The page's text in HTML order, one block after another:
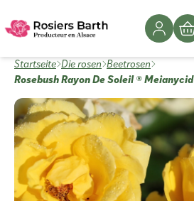
Startseite Die rosen Beetrosen
Rosebush Rayon De Soleil ® Meianycid